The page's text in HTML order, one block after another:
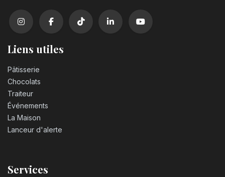
Liens utiles
Pâtisserie
Chocolats
Traiteur
Événements
La Maison
Lanceur d'alerte
Services